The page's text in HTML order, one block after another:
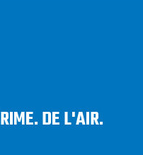
DE L'AIR.